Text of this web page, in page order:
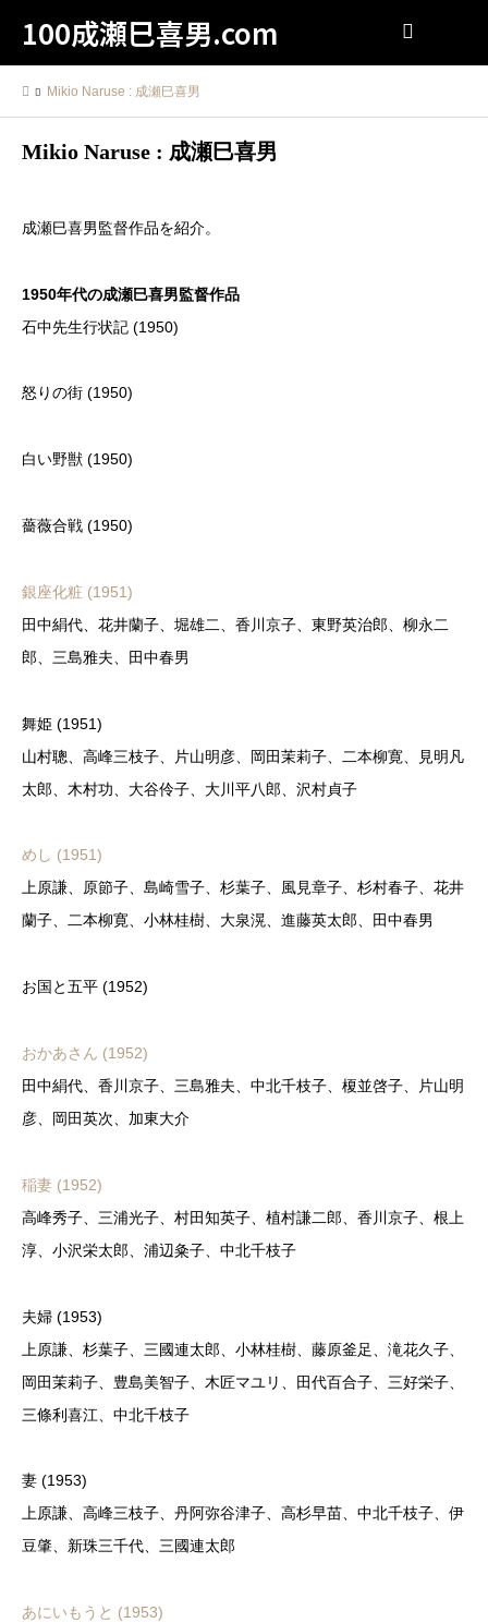
100成瀬巳喜男.com
Mikio Naruse : 成瀬巳喜男
Mikio Naruse : 成瀬巳喜男
成瀬巳喜男監督作品を紹介。
1950年代の成瀬巳喜男監督作品
石中先生行状記 (1950)
怒りの街 (1950)
白い野獣 (1950)
薔薇合戦 (1950)
銀座化粧 (1951)
田中絹代、花井蘭子、堀雄二、香川京子、東野英治郎、柳永二
郎、三島雅夫、田中春男
舞姫 (1951)
山村聰、高峰三枝子、片山明彦、岡田茉莉子、二本柳寛、見明凡
太郎、木村功、大谷伶子、大川平八郎、沢村貞子
めし (1951)
上原謙、原節子、島崎雪子、杉葉子、風見章子、杉村春子、花井
蘭子、二本柳寛、小林桂樹、大泉滉、進藤英太郎、田中春男
お国と五平 (1952)
おかあさん (1952)
田中絹代、香川京子、三島雅夫、中北千枝子、榎並啓子、片山明
彦、岡田英次、加東大介
稲妻 (1952)
高峰秀子、三浦光子、村田知英子、植村謙二郎、香川京子、根上
淳、小沢栄太郎、浦辺粂子、中北千枝子
夫婦 (1953)
上原謙、杉葉子、三國連太郎、小林桂樹、藤原釜足、滝花久子、
岡田茉莉子、豊島美智子、木匠マユリ、田代百合子、三好栄子、
三條利喜江、中北千枝子
妻 (1953)
上原謙、高峰三枝子、丹阿弥谷津子、高杉早苗、中北千枝子、伊
豆肇、新珠三千代、三國連太郎
あにいもうと (1953)